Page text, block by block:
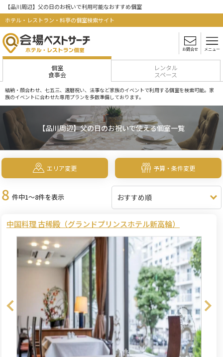
【品川周辺】父の日のお祝いで利用可能なおすすめ個室
ホテル・レストラン・料亭の個室検索サイト
お問合せ メニュー
個室
食事会
レンタル
スペース
結納・顔合わせ、七五三、還暦祝い、法事など家族のイベントで利用する個室を検索可能。家
族のイベントに合わせた専用プランを多数準備しております。
【品川周辺】父の日のお祝いで使える個室一覧
エリア変更 予算・条件変更
8 件中1～8件を表示
中国料理 古稀殿（グランドプリンスホテル新高輪）